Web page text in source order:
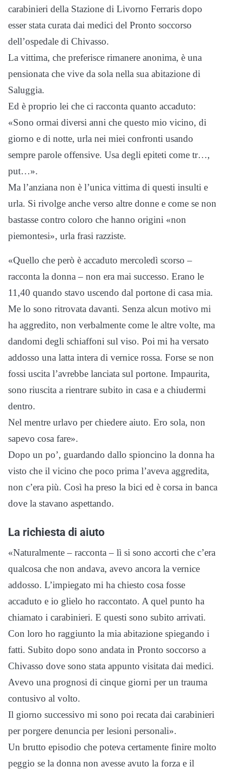
carabinieri della Stazione di Livorno Ferraris dopo
esser stata curata dai medici del Pronto soccorso
dell’ospedale di Chivasso.
La vittima, che preferisce rimanere anonima, è una
pensionata che vive da sola nella sua abitazione di
Saluggia.
Ed è proprio lei che ci racconta quanto accaduto:
«Sono ormai diversi anni che questo mio vicino, di
giorno e di notte, urla nei miei confronti usando
sempre parole offensive. Usa degli epiteti come tr…,
put…».
Ma l’anziana non è l’unica vittima di questi insulti e
urla. Si rivolge anche verso altre donne e come se non
bastasse contro coloro che hanno origini «non
piemontesi», urla frasi razziste.
«Quello che però è accaduto mercoledì scorso –
racconta la donna – non era mai successo. Erano le
11,40 quando stavo uscendo dal portone di casa mia.
Me lo sono ritrovata davanti. Senza alcun motivo mi
ha aggredito, non verbalmente come le altre volte, ma
dandomi degli schiaffoni sul viso. Poi mi ha versato
addosso una latta intera di vernice rossa. Forse se non
fossi uscita l’avrebbe lanciata sul portone. Impaurita,
sono riuscita a rientrare subito in casa e a chiudermi
dentro.
Nel mentre urlavo per chiedere aiuto. Ero sola, non
sapevo cosa fare».
Dopo un po’, guardando dallo spioncino la donna ha
visto che il vicino che poco prima l’aveva aggredita,
non c’era più. Così ha preso la bici ed è corsa in banca
dove la stavano aspettando.
La richiesta di aiuto
«Naturalmente – racconta – lì si sono accorti che c’era
qualcosa che non andava, avevo ancora la vernice
addosso. L’impiegato mi ha chiesto cosa fosse
accaduto e io glielo ho raccontato. A quel punto ha
chiamato i carabinieri. E questi sono subito arrivati.
Con loro ho raggiunto la mia abitazione spiegando i
fatti. Subito dopo sono andata in Pronto soccorso a
Chivasso dove sono stata appunto visitata dai medici.
Avevo una prognosi di cinque giorni per un trauma
contusivo al volto.
Il giorno successivo mi sono poi recata dai carabinieri
per porgere denuncia per lesioni personali».
Un brutto episodio che poteva certamente finire molto
peggio se la donna non avesse avuto la forza e il